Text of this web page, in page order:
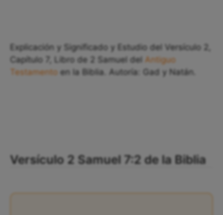
Explicación y Significado y Estudio del Versículo 2,
Capítulo 7, Libro de 2 Samuel del Antiguo
Testamento en la Biblia. Autoría: Gad y Natán.
Versículo 2 Samuel 7:2 de la Biblia